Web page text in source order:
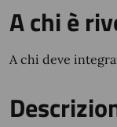
A chi è
A chi deve